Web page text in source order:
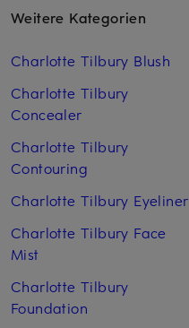
Weitere Kategorien
Charlotte Tilbury Blush
Charlotte Tilbury
Concealer
Charlotte Tilbury
Contouring
Charlotte Tilbury Eyeliner
Charlotte Tilbury Face
Mist
Charlotte Tilbury
Foundation